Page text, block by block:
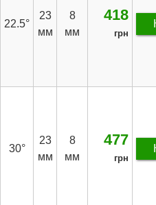
22.5°
23
мм
8
мм
418
грн
30°
23
мм
8
мм
477
грн